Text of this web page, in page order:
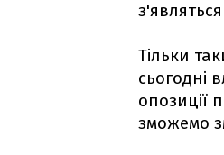
Тільки
сьогодні
опозиції
зможемо